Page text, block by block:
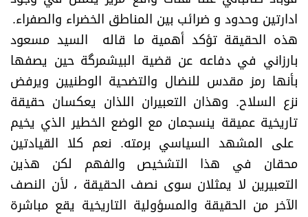
ادارتين وحدود و ضرائب بين المناطق الخضراء والصفراء.
هذه الحقيقة تؤكد أهمية ما قاله السيد مسعود
بارزاني في دفاعه عن قضية البيشمرگة حين يصفها
بأنها رمز مقدس للنضال والتضحية الوطنيين ويرفض
نزع السلاح. وهذان التعبيران اللذان يعكسان حقيقة
تاريخية عميقة ينسجمان مع الوضع الخطير الذي يخيم
على المشهد السياسي برمته. نعم كلا القيادتين
محقان في هذا التشخيص والفهم لكن هذين
التعبيرين لا يمثلان سوى نصف الحقيقة ، لأن النصف
الآخر من الحقيقة والمسؤولية التاريخية يقع مباشرة